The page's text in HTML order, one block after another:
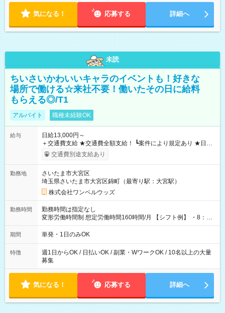
気になる！ 応募する 詳細へ
未読
ちいさいかわいいキャラのイベントも！好きな
場所で働ける☆来社不要！働いたその日に給料
もらえる◎/T1
アルバイト 職種未経験OK
給与
日給13,000円～
＋交通費支給 ★交通費全額支給！ ┗案件により規定あり ★日払
いOK！（規定あり） ┗働いたその日に現金GET♪ お仕事後はコ
ンビニATMから 日払い分を引き落とせます！ 【試用期間】試
交通費別途支給あり
勤務地
さいたま市大宮区
埼玉県さいたま市大宮区錦町（最寄り駅：大宮駅）
株式会社ワンベルウッズ
勤務時間
勤務時間は指定なし
変形労働時間制 想定労働時間160時間/月 【シフト例】 ・8：00
～21：00
期間 単発・1日のみOK
特徴
週1日からOK / 日払いOK / 副業・WワークOK / 10名以上の大量
募集
気になる！ 応募する 詳細へ